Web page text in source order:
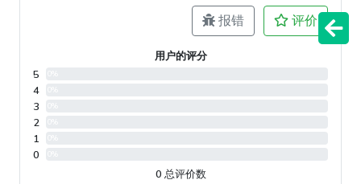
报错 评价
用户的评分
5
4
3
2
1
0
0 总评价数